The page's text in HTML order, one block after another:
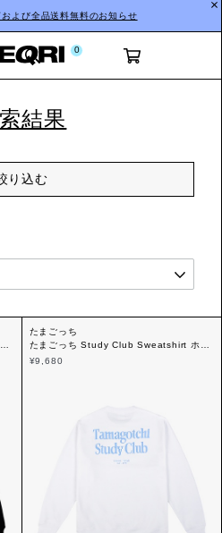
よび全品送料無料のお知らせ
0
結果
り込む
たまごっち
たまごっち Study Club Sweatshirt ホワ
イト
¥9,680